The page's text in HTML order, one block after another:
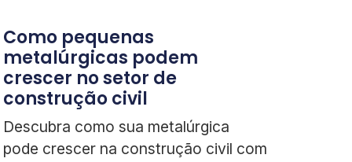
Como pequenas
metalúrgicas podem
crescer no setor de
construção civil
Descubra como sua metalúrgica
pode crescer na construção civil com